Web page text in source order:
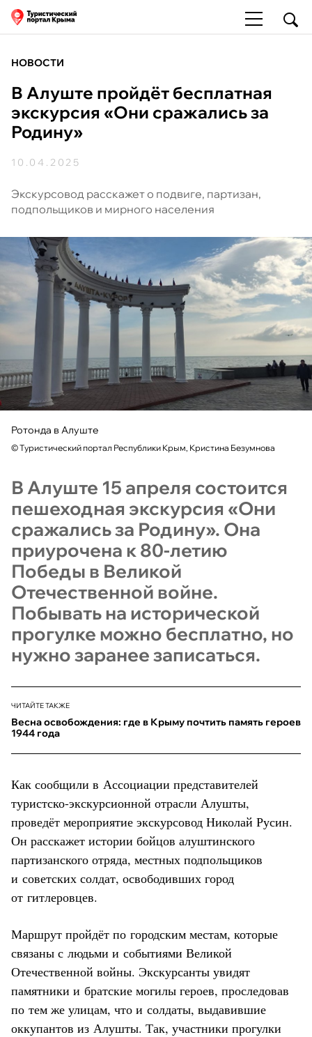
НОВОСТИ
В Алуште пройдёт бесплатная
экскурсия «Они сражались за
Родину»
10.04.2025
Экскурсовод расскажет о подвиге, партизан,
подпольщиков и мирного населения
Ротонда в Алуште
©Туристический портал Республики Крым, Кристина Безумнова
В Алуште 15 апреля состоится
пешеходная экскурсия «Они
сражались за Родину». Она
приурочена к 80-летию
Победы в Великой
Отечественной войне.
Побывать на исторической
прогулке можно бесплатно, но
нужно заранее записаться.
ЧИТАЙТЕ ТАКЖЕ
Весна освобождения: где в Крыму почтить память героев
1944 года
Как сообщили в Ассоциации представителей
туристско-экскурсионной отрасли Алушты,
проведёт мероприятие экскурсовод Николай Русин.
Он расскажет истории бойцов алуштинского
партизанского отряда, местных подпольщиков
и советских солдат, освободивших город
от гитлеровцев.
Маршрут пройдёт по городским местам, которые
связаны с людьми и событиями Великой
Отечественной войны. Экскурсанты увидят
памятники и братские могилы героев, проследовав
по тем же улицам, что и солдаты, выдавившие
оккупантов из Алушты. Так, участники прогулки